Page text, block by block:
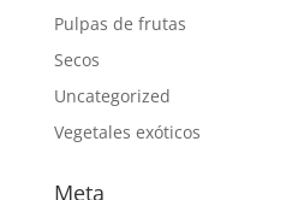
Pulpas de frutas
Secos
Uncategorized
Vegetales exóticos
Meta